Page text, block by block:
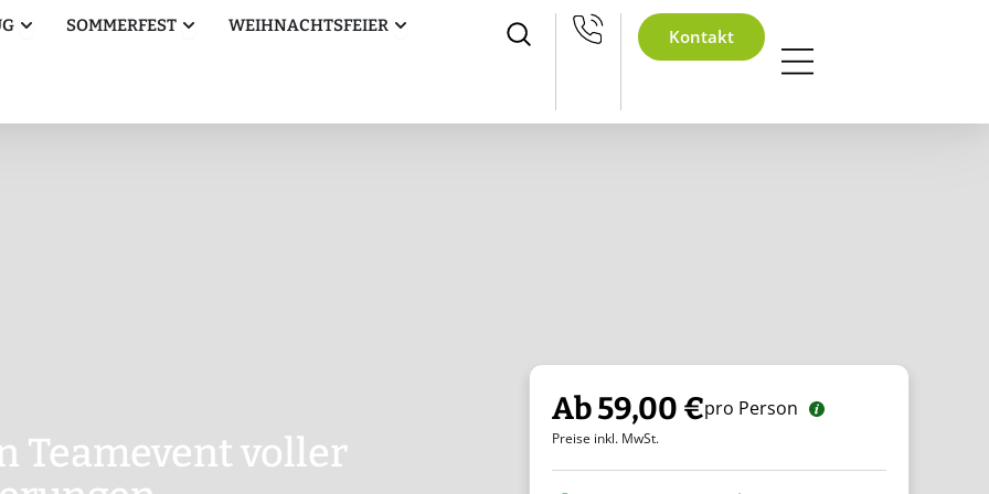
Öffne Betriebsausflug
SOMMERFEST Öffne Sommerfest
WEIHNACHTSFEIER Öffne Weihnachtsfeier
Kontakt
Teamevent voller
Ab 59,00 €pro Person
Preise inkl. MwSt.